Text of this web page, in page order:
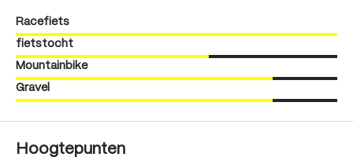
Racefiets
fietstocht
Mountainbike
Gravel
Hoogtepunten